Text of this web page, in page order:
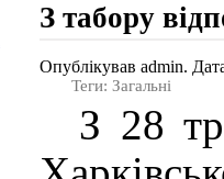
З табору
Опублікував admin.
Теги: Загальні
З 28